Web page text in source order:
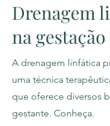
Drenagem
na gestação
A drenagem linfática
uma técnica
que oferece diversos
gestante. Conheça.